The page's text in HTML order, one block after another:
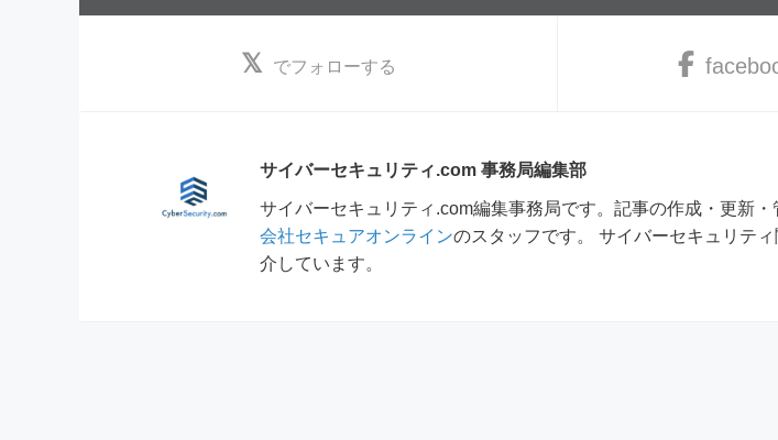
でフォローする
サイバーセキュリティ.com 事務局編集部
サイバーセキュリティ.com編集事務局です。記事の作成・更新・
会社セキュアオンラインのスタッフです。 サイバーセキュリテ
介しています。